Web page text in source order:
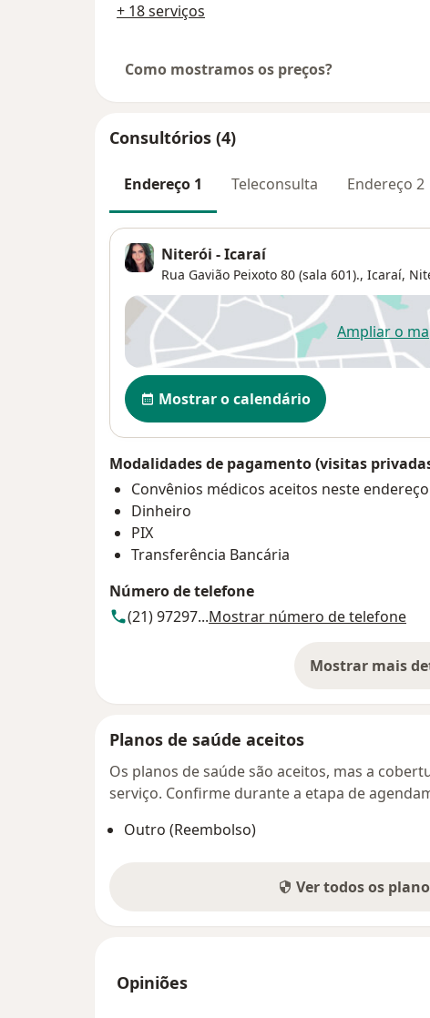
+ 18 serviços
Como mostramos os preços?
Consultórios (4)
Endereço 1 Teleconsulta Endereço 2
Niterói - Icaraí
Rua Gavião Peixoto 80 (sala 601)., Icaraí,
Ampliar oabre
Disponibilidade
Mostrar o calendário
Modalidades de pagamento (visitas
Convênios médicos aceitos neste endereço
Dinheiro
PIX
Transferência Bancária
Número de telefone
(21) 97297...Mostrar número de telefone
Mostrar mais
Planos de saúde aceitos
Os planos de saúde são aceitos, mas a
serviço. Confirme durante a etapa de
Outro (Reembolso)
Ver todos os
Opiniões